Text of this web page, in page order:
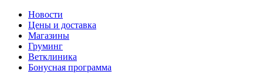
Новости
Цены и доставка
Магазины
Груминг
Ветклиника
Бонусная программа